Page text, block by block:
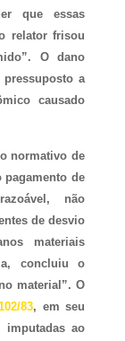
que essas
relator frisou
O dano
a
causado
normativo de
pagamento de
não
de desvio
materiais
concluiu o
material”. O
83, em seu
imputadas ao